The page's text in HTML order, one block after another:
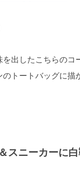
を出したこちらのコ
のトートバッグに描
スニーカーに白